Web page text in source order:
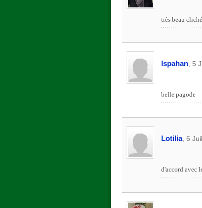
très beau
Ispahan, 5
belle pagode
Lotilia, 6
d'accord avec